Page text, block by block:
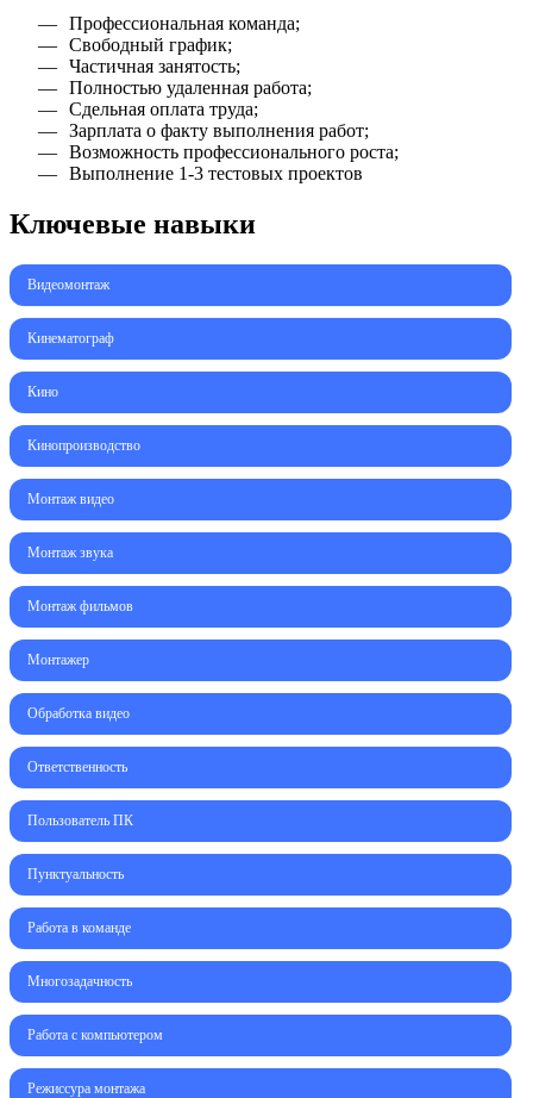
Профессиональная команда;
Свободный график;
Частичная занятость;
Полностью удаленная работа;
Сдельная оплата труда;
Зарплата о факту выполнения работ;
Возможность профессионального роста;
Выполнение 1-3 тестовых проектов
Ключевые навыки
Видеомонтаж
Кинематограф
Кино
Кинопроизводство
Монтаж видео
Монтаж звука
Монтаж фильмов
Монтажер
Обработка видео
Ответственность
Пользователь ПК
Пунктуальность
Работа в команде
Многозадачность
Работа с компьютером
Режиссура монтажа